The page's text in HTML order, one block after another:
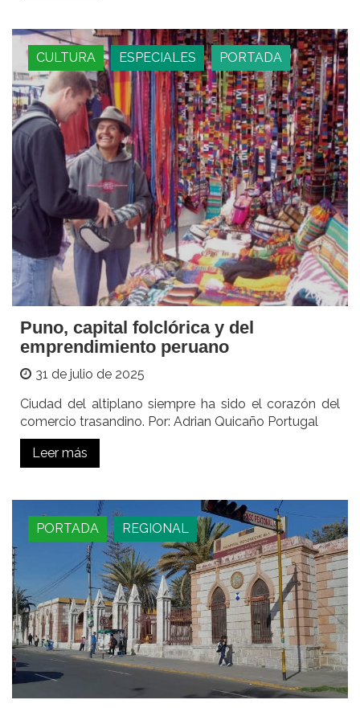
CULTURA ESPECIALES PORTADA
Puno, capital folclórica y del
emprendimiento peruano
31 de julio de 2025
Ciudad del altiplano siempre ha sido el corazón del
comercio trasandino. Por: Adrian Quicaño Portugal
Leer más
PORTADA REGIONAL